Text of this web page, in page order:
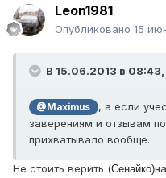
Leon1981
Опубликовано 15
В 15.06.2013 в 08:43,
@Maximus
, а если
заверениям и отзывам
прихватывало вообще.
Не стоить верить (Сенайко)